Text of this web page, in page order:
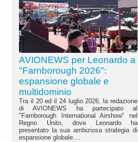
AVIONEWS per Leonardo a
"Farnborough 2026":
espansione globale e
multidominio
Tra il 20 ed il 24 luglio 2026, la redazione
di AVIONEWS ha partecipato al
"Farnborough International Airshow" nel
Regno Unito, dove Leonardo ha
presentato la sua ambiziosa strategia di
espansione globale....